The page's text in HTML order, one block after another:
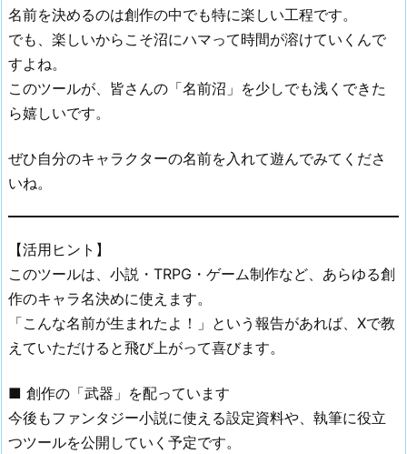
名前を決めるのは創作の中でも特に楽しい工程です。
でも、楽しいからこそ沼にハマって時間が溶けていくんで
すよね。
このツールが、皆さんの「名前沼」を少しでも浅くできた
ら嬉しいです。
ぜひ自分のキャラクターの名前を入れて遊んでみてくださ
いね。
【活用ヒント】
このツールは、小説・TRPG・ゲーム制作など、あらゆる創
作のキャラ名決めに使えます。
「こんな名前が生まれたよ！」という報告があれば、Xで教
えていただけると飛び上がって喜びます。
■ 創作の「武器」を配っています
今後もファンタジー小説に使える設定資料や、執筆に役立
つツールを公開していく予定です。